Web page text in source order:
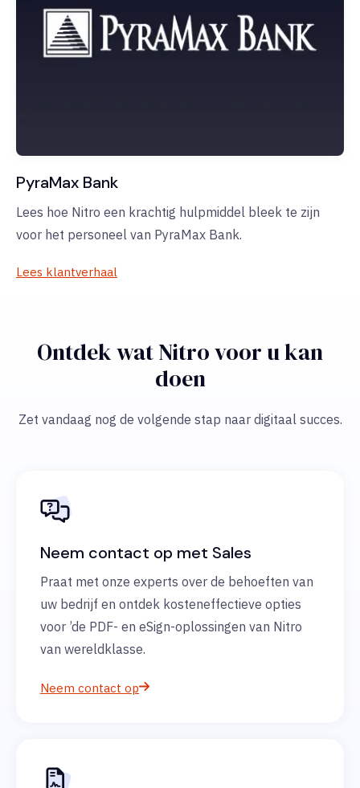
PyraMax Bank
Lees hoe Nitro een krachtig hulpmiddel bleek te zijn
voor het personeel van PyraMax Bank.
Lees klantverhaal
Ontdek wat Nitro voor u kan
doen
Zet vandaag nog de volgende stap naar digitaal succes.
Neem contact op met Sales
Praat met onze experts over de behoeften van
uw bedrijf en ontdek kosteneffectieve opties
voor ’de PDF- en eSign-oplossingen van Nitro
van wereldklasse.
Neem contact op